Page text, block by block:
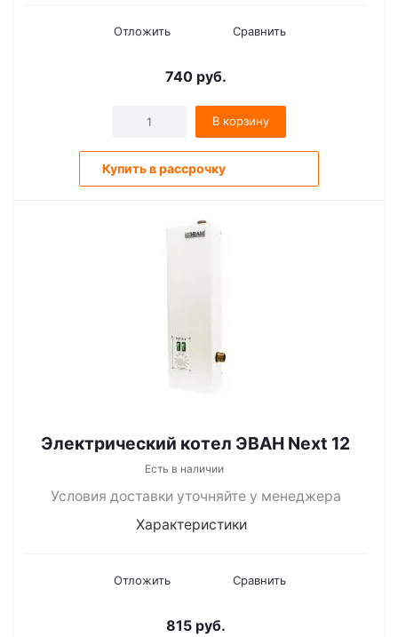
Отложить Сравнить
740 руб.
В корзину
Купить в рассрочку
Электрический котел ЭВАН Next 12
Есть в наличии
Условия доставки уточняйте у менеджера
Характеристики
Отложить Сравнить
815 руб.